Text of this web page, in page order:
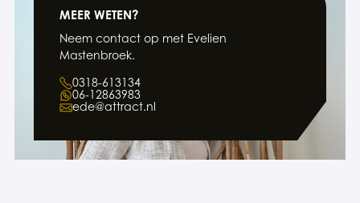
MEER WETEN?
Neem contact op met Evelien
Mastenbroek.
0318-613134
06-12863983
ede@attract.nl